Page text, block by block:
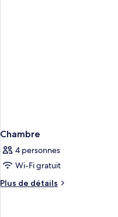
Chambre
4 personnes
Wi-Fi gratuit
Plus de détails
Plus